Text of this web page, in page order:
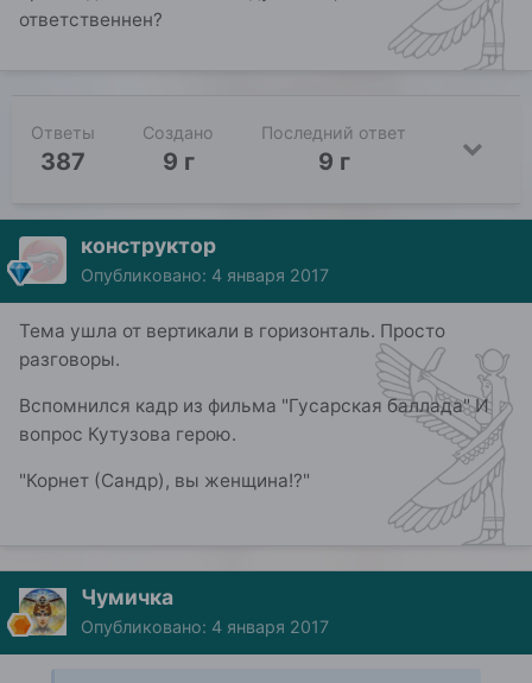
ответственнен?
Ответы
387
Создано
9 г
Последний ответ
9 г
конструктор
Опубликовано: 4 января 2017
Тема ушла от вертикали в горизонталь. Просто
разговоры.
Вспомнился кадр из фильма "Гусарская баллада" И
вопрос Кутузова герою.
"Корнет (Сандр), вы женщина!?"
Чумичка
Опубликовано: 4 января 2017